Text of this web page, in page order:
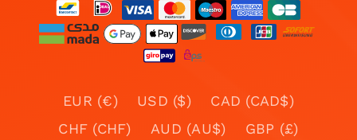
EUR (€) USD ($)
CAD (CAD$)
CHF (CHF)
AUD (AU$)
GBP (£)